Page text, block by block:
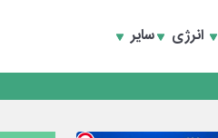
انرژی سایر